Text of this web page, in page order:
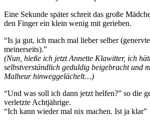
Eine Sekunde später schreit das große
den Finger ein klein wenig mit gerieben.
“Is ja gut, ich mach mal lieber selber
meinerseits).”
(Nun, hieße ich jetzt Annette Klawitter, ich
selbstverständlich geduldig beigebracht und
Malheur hinweggelächelt…)
“Und was soll ich dann jetzt helfen?” so die
verletzte Achtjährige.
“Ich kann wieder mal nix machen. Ist ja klar”